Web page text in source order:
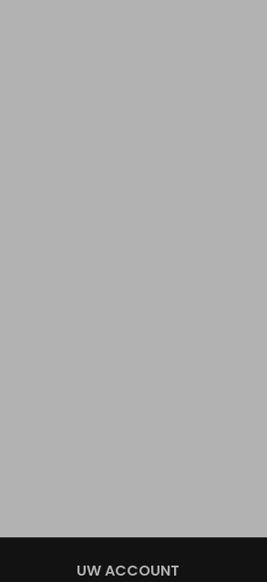
UW ACCOUNT